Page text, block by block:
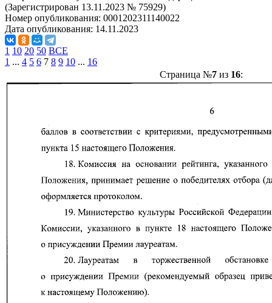
(Зарегистрирован 13.11.2023 № 75929)
Номер опубликования: 0001202311140022
Дата опубликования: 14.11.2023
1 10 20 50 ВСЕ
1 ... 4 5 6 7 8 9 10 ... 16
Страница №7из 16: